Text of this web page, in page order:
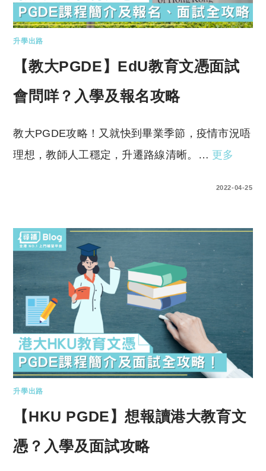
升學出路
【教大PGDE】EdU教育文憑面試
會問咩？入學及報名攻略
教大PGDE攻略！又就快到畢業季節，疫情市況唔
理想，教師人工穩定，升遷路線清晰。… 更多
2022-04-25
升學出路
【HKU PGDE】想報讀港大教育文
憑？入學及面試攻略